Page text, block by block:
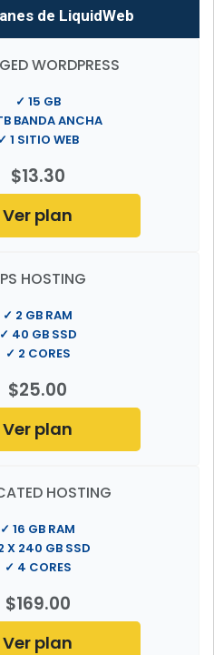
de LiquidWeb
WORDPRESS
$13.30
✓ 15 GB
BANDA ANCHA
✓ 1 SITIO WEB
Ver plan
HOSTING
$25.00
✓ 2 GB RAM
✓ 40 GB SSD
✓ 2 CORES
Ver plan
HOSTING
$169.00
✓ 16 GB RAM
X 240 GB SSD
✓ 4 CORES
Ver plan